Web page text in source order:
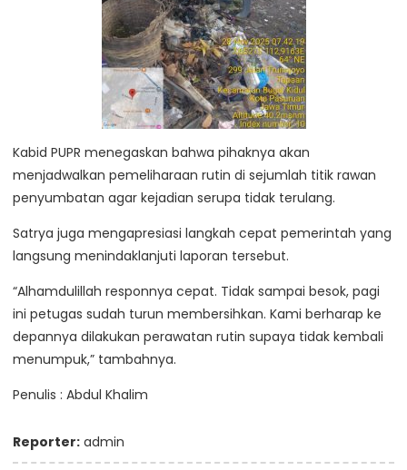
Kabid PUPR menegaskan bahwa pihaknya akan
menjadwalkan pemeliharaan rutin di sejumlah titik rawan
penyumbatan agar kejadian serupa tidak terulang.
Satrya juga mengapresiasi langkah cepat pemerintah yang
langsung menindaklanjuti laporan tersebut.
“Alhamdulillah responnya cepat. Tidak sampai besok, pagi
ini petugas sudah turun membersihkan. Kami berharap ke
depannya dilakukan perawatan rutin supaya tidak kembali
menumpuk,” tambahnya.
Penulis : Abdul Khalim
Reporter: admin